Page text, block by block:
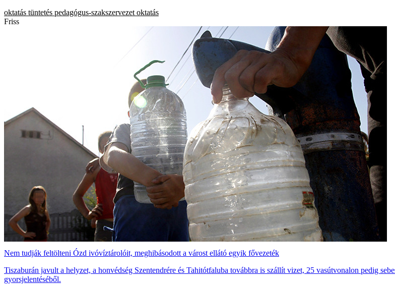
oktatás tüntetés pedagógus-szakszervezet oktatás
Friss
Nem tudják feltölteni Ózd ivóvíztárolóit, meghibásodott a várost ellátó egyik fővezeték
Tiszaburán javult a helyzet, a honvédség Szentendrére és Tahitótfaluba továbbra is szállít vizet, 25 vasútvonalon pedig
gyorsjelentéséből.